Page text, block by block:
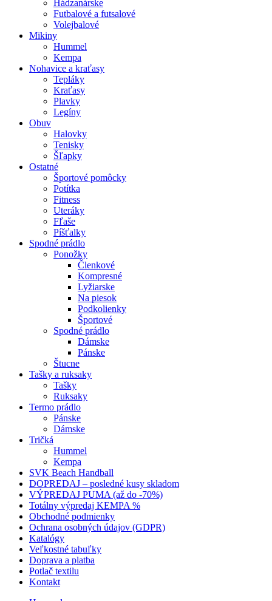
Hádzanárske
Futbalové a futsalové
Volejbalové
Mikiny
Hummel
Kempa
Nohavice a kraťasy
Tepláky
Kraťasy
Plavky
Legíny
Obuv
Halovky
Tenisky
Šľapky
Ostatné
Športové pomôcky
Potítka
Fitness
Uteráky
Fľaše
Píšťalky
Spodné prádlo
Ponožky
Členkové
Kompresné
Lyžiarske
Na piesok
Podkolienky
Športové
Spodné prádlo
Dámske
Pánske
Štucne
Tašky a ruksaky
Tašky
Ruksaky
Termo prádlo
Pánske
Dámske
Tričká
Hummel
Kempa
SVK Beach Handball
DOPREDAJ – posledné kusy skladom
VÝPREDAJ PUMA (až do -70%)
Totálny výpredaj KEMPA %
Obchodné podmienky
Ochrana osobných údajov (GDPR)
Katalógy
Veľkostné tabuľky
Doprava a platba
Potlač textilu
Kontakt